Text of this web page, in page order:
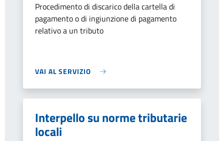
Procedimento di discarico della cartella di
pagamento o di ingiunzione di pagamento
relativo a un tributo
VAI AL SERVIZIO
Interpello su norme tributarie
locali